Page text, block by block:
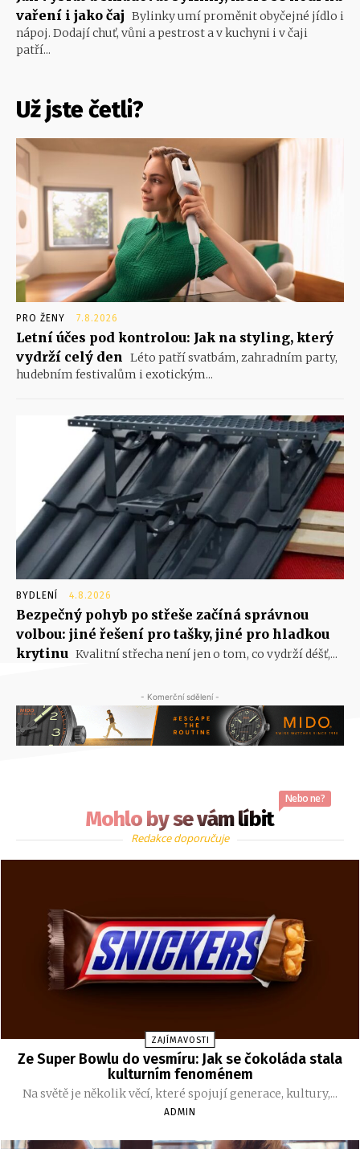
vaření i jako čaj Bylinky umí proměnit obyčejné jídlo i
nápoj. Dodají chuť, vůni a pestrost a v kuchyni i v čaji
patří...
Už jste četli?
PRO ŽENY 7.8.2026
Letní účes pod kontrolou: Jak na styling, který
vydrží celý den
Léto patří svatbám, zahradním party,
hudebním festivalům i exotickým...
BYDLENÍ 4.8.2026
Bezpečný pohyb po střeše začíná správnou
volbou: jiné řešení pro tašky, jiné pro hladkou
krytinu Kvalitní střecha není jen o tom, co vydrží déšť,...
- Komerční sdělení -
Mohlo by se vám líbit
Nebo ne?
Redakce doporučuje
ZAJÍMAVOSTI
Ze Super Bowlu do vesmíru: Jak se čokoláda stala
kulturním fenoménem
Na světě je několik věcí, které spojují generace, kultury,...
ADMIN